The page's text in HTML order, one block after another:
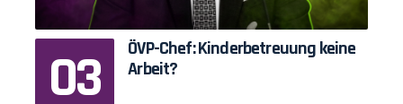
ÖVP-Chef: Kinderbetreuung keine
Arbeit?